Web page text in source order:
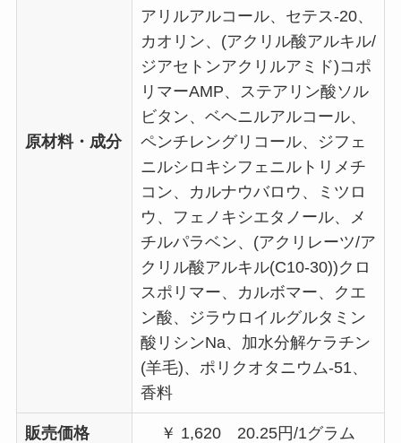
原材料・成分
アリルアルコール、セテス-20、
カオリン、(アクリル酸アルキル/
ジアセトンアクリルアミド)コポ
リマーAMP、ステアリン酸ソル
ビタン、ベヘニルアルコール、
ペンチレングリコール、ジフェ
ニルシロキシフェニルトリメチ
コン、カルナウバロウ、ミツロ
ウ、フェノキシエタノール、メ
チルパラベン、(アクリレーツ/ア
クリル酸アルキル(C10-30))クロ
スポリマー、カルボマー、クエ
ン酸、ジラウロイルグルタミン
酸リシンNa、加水分解ケラチン
(羊毛)、ポリクオタニウム-51、
香料
販売価格 ￥ 1,620 20.25円/1グラム